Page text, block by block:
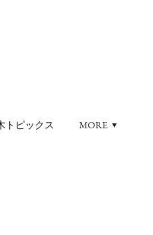
トピックス MORE